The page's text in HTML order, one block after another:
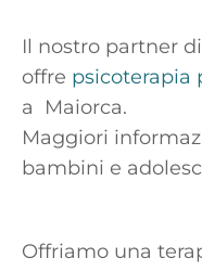
Il nostro partner
offre psicoterapia
a Maiorca.
Maggiori
bambini e
Offriamo una